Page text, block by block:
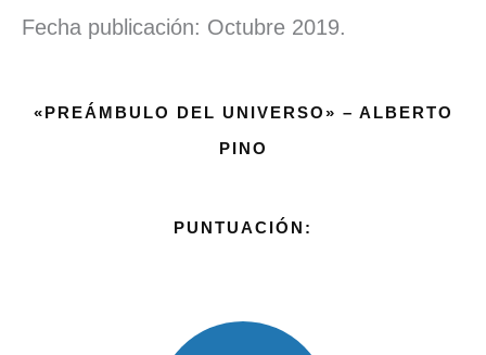
Fecha publicación: Octubre 2019.
«PREÁMBULO DEL UNIVERSO» – ALBERTO
PINO
PUNTUACIÓN: